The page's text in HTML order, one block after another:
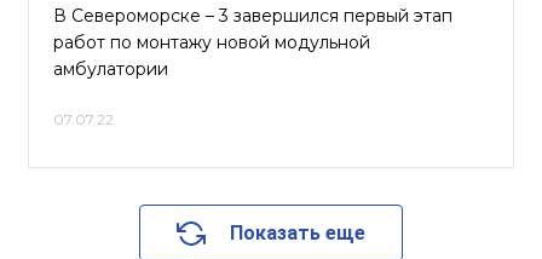
В Североморске – 3 завершился первый этап
работ по монтажу новой модульной
амбулатории
07.07.22
Показать еще